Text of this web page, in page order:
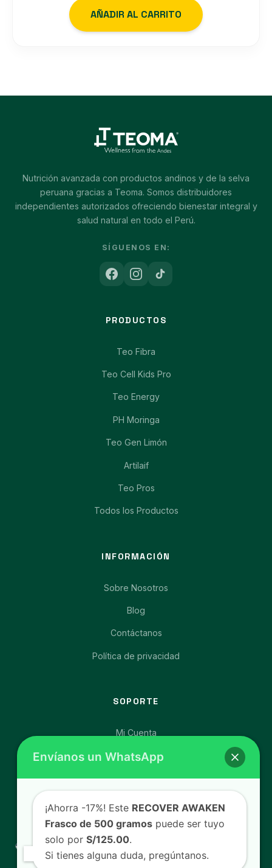
AÑADIR AL CARRITO
Nutrición avanzada con productos andinos y de la selva
peruana gracias a Teoma. Somos distribuidores
independientes autorizados ofreciendo bienestar integral y
salud natural en todo el Perú.
SÍGUENOS EN:
PRODUCTOS
Teo Fibra
Teo Cell Kids Pro
Teo Energy
PH Moringa
Teo Gen Limón
Artilaif
Teo Pros
Todos los Productos
INFORMACIÓN
Sobre Nosotros
Blog
Contáctanos
Política de privacidad
SOPORTE
Mi Cuenta
Afíliate y Gana
Carrito de Compras
Envíanos un WhatsApp
¡Ahorra -17%! Este RECOVER AWAKEN
Frasco de 500 gramos puede ser tuyo
solo por S/125.00.
Si tienes alguna duda, pregúntanos.